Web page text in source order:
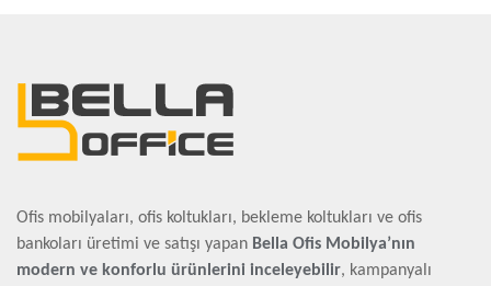
Ofis mobilyaları, ofis koltukları, bekleme koltukları ve ofis
bankoları üretimi ve satışı yapan Bella Ofis Mobilya’nın
modern ve konforlu ürünlerini inceleyebilir, kampanyalı